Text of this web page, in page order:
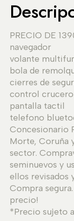
PRECIO DE
navegador
volante
bola de
cierres de
control crucero
pantalla tactil
telefono
Concesionario
Morte, Coruña
sector.
seminuevos y
ellos revisados
Compra
precio!
*Precio sujeto